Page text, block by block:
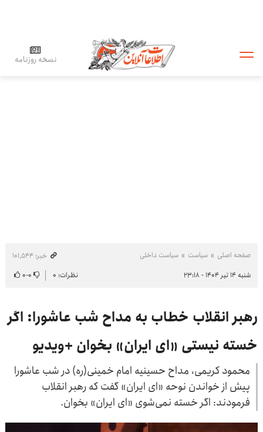
نسخه روزنامه
صفحه اصلی سیاست سیاست داخلی
خبر: ۱۰۱٬۵۴۴
شنبه ۱۴ تیر ۱۴۰۴ - ۲۳:۱۸
نظرات: ۰ ۰-۰
رهبر انقلاب خطاب به مداح شب عاشورا: اگر
خسته نیستی «ای ایران» بخوان +ویدیو
محمود کریمی، مداح حسینیه امام خمینی(ره) در شب عاشورا
پیش از خواندن نوحه «ای ایران» گفت که رهبر انقلاب
فرمودند: اگر خسته نمی‌شوی «ای ایران» بخوان.